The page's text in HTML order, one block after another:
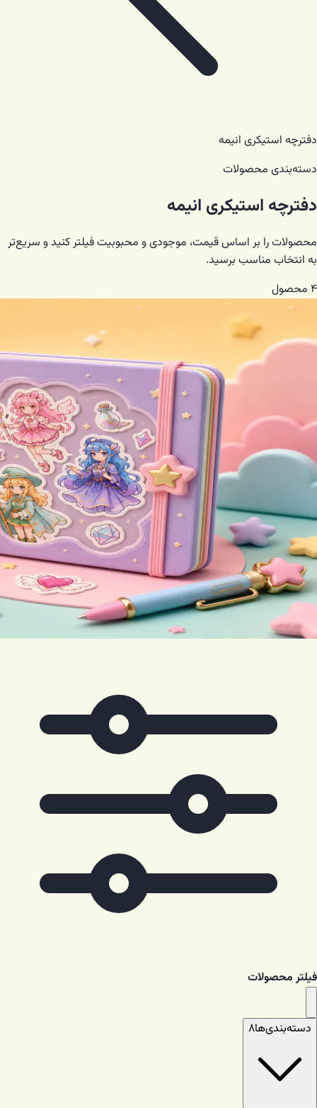
دفترچه استیکری انیمه
دسته‌بندی محصولات
دفترچه استیکری انیمه
محصولات را بر اساس قیمت، موجودی و محبوبیت فیلتر کنید و سریع‌تر
به انتخاب مناسب برسید.
۴ محصول
فیلتر محصولات
دسته‌بندی‌ها۸